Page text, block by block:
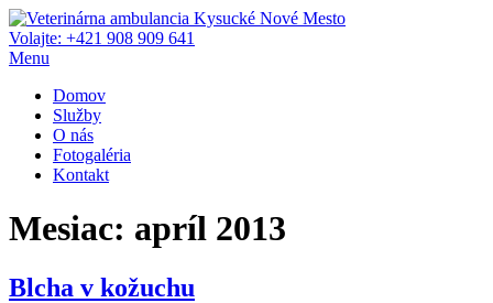
Preskočiť
na
obsah
Veterinárna ambulancia Kysucké Nové Mesto
Kvalitná veterinárna starostlivosť o vášho miláčika
Volajte: +421 908 909 641
Menu
Domov
Služby
O nás
Fotogaléria
Kontakt
Mesiac: apríl 2013
Blcha v kožuchu